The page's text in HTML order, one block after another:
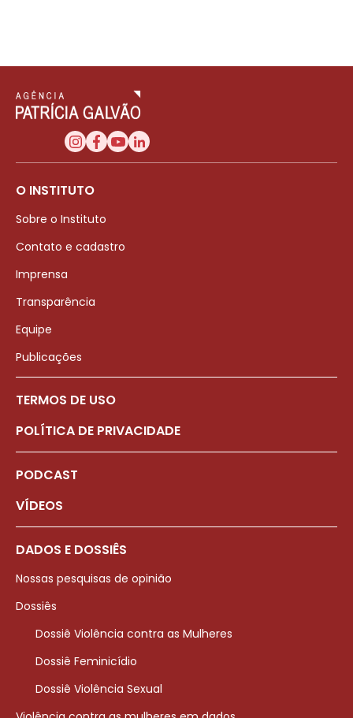
O INSTITUTO
Sobre o Instituto
Contato e cadastro
Imprensa
Transparência
Equipe
Publicações
TERMOS DE USO
POLÍTICA DE PRIVACIDADE
PODCAST
VÍDEOS
DADOS E DOSSIÊS
Nossas pesquisas de opinião
Dossiês
Dossiê Violência contra as Mulheres
Dossiê Feminicídio
Dossiê Violência Sexual